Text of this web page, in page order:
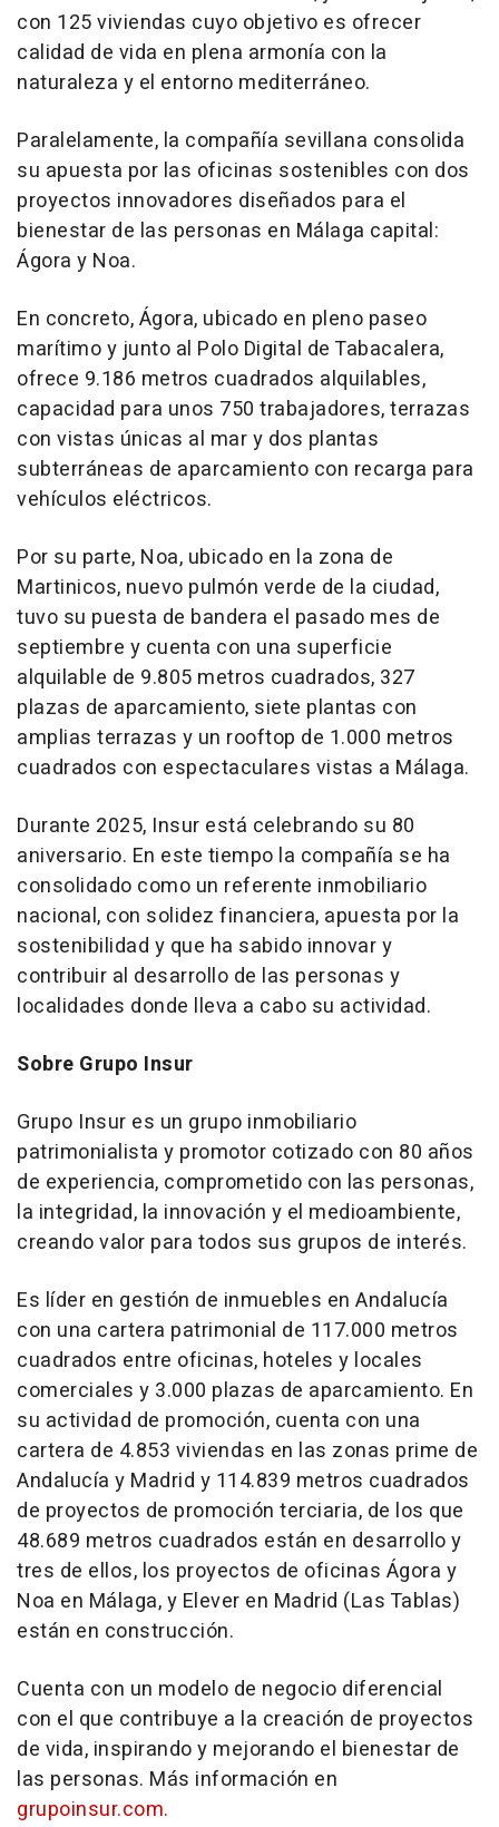
con 125 viviendas cuyo objetivo es ofrecer
calidad de vida en plena armonía con la
naturaleza y el entorno mediterráneo.
Paralelamente, la compañía sevillana consolida
su apuesta por las oficinas sostenibles con dos
proyectos innovadores diseñados para el
bienestar de las personas en Málaga capital:
Ágora y Noa.
En concreto,Ágora, ubicado en pleno paseo
marítimo y junto al Polo Digital de Tabacalera,
ofrece 9.186 metros cuadrados alquilables,
capacidad para unos 750 trabajadores, terrazas
con vistas únicas al mar y dos plantas
subterráneas de aparcamiento con recarga para
vehículos eléctricos.
Por su parte, Noa, ubicado en la zona de
Martinicos, nuevo pulmón verde de la ciudad,
tuvo su puesta de bandera el pasado mes de
septiembre y cuenta con una superficie
alquilable de 9.805 metros cuadrados, 327
plazas de aparcamiento, siete plantas con
amplias terrazas y un rooftop de 1.000 metros
cuadrados con espectaculares vistas a Málaga.
Durante 2025, Insur está celebrando su 80
aniversario. En este tiempo la compañía se ha
consolidado como un referente inmobiliario
nacional, con solidez financiera, apuesta por la
sostenibilidad y que ha sabido innovar y
contribuir al desarrollo de las personas y
localidades donde lleva a cabo su actividad.
Sobre Grupo Insur
Grupo Insur es un grupo inmobiliario
patrimonialista y promotor cotizado con 80 años
de experiencia, comprometido con las personas,
la integridad, la innovación y el medioambiente,
creando valor para todos sus grupos de interés.
Es líder en gestión de inmuebles en Andalucía
con una cartera patrimonial de 117.000 metros
cuadrados entre oficinas, hoteles y locales
comerciales y 3.000 plazas de aparcamiento. En
su actividad de promoción, cuenta con una
cartera de 4.853 viviendas en las zonas prime de
Andalucía y Madrid y 114.839 metros cuadrados
de proyectos de promoción terciaria, de los que
48.689 metros cuadrados están en desarrollo y
tres de ellos, los proyectos de oficinas Ágora y
Noa en Málaga, y Elever en Madrid (Las Tablas)
están en construcción.
Cuenta con un modelo de negocio diferencial
con el que contribuye a la creación de proyectos
de vida, inspirando y mejorando el bienestar de
las personas. Más información en
grupoinsur.com.